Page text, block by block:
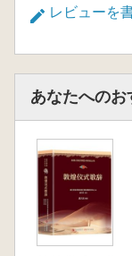
与えた影響
レビューを
あなたへのお